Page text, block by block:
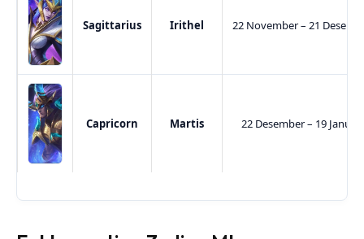
Sagittarius Irithel 22 November – 21
Capricorn Martis 22 Desember – 19 Januari